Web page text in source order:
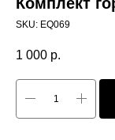
SKU: EQ069
1 000 р.